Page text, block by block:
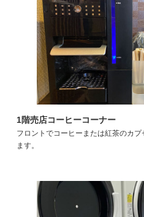
1階売店コーヒーコーナー
フロントでコーヒーまたは紅茶のカ
ます。